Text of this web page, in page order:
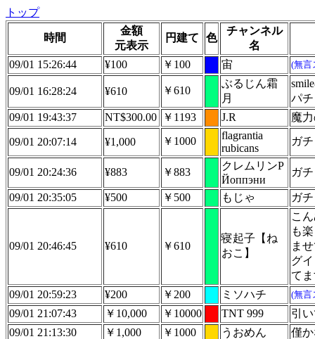
トップ
時間
金額
元表示
円建て 色
チャンネル
名
09/01 15:26:44
¥100 ￥100 宙 (無言
09/01 16:28:24 ¥610 ￥610
ぶるじん霜
月
パ
09/01 19:43:37
NT$300.00 ￥1193 J.R 魔
09/01 20:07:14 ¥1,000 ￥1000
flagrantia
rubicans
ガ
09/01 20:24:36 ¥883 ￥883
クレムリンP
Йоппэни
ガ
09/01 20:35:05 ¥500 ￥500 もじゃ ガ
09/01 20:46:45 ¥610 ￥610
寝起子【ね
おこ】
こ
も
ま
グ
て
09/01 20:59:23
¥200 ￥200 ミソハチ (無言
09/01 21:07:43 ￥10,000 ￥10000 TNT 999
引
09/01 21:13:30
￥1,000 ￥1000 うおめん 僅